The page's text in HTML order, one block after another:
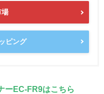
場
ピング
ーEC-FR9はこちら